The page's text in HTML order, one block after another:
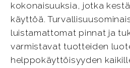
kokonaisuuksia, jotka
käyttöä.
luistamattomat pinnat ja
varmistavat tuotteiden
helppokäyttöisyyden